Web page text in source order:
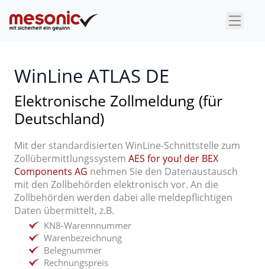
×
WinLine ATLAS DE
Elektronische Zollmeldung (für
Deutschland)
Mit der standardisierten WinLine-Schnittstelle zum
Zollübermittlungssystem AES for you! der BEX
Components AG nehmen Sie den Datenaustausch
mit den Zollbehörden elektronisch vor. An die
Zollbehörden werden dabei alle meldepflichtigen
Daten übermittelt, z.B.
KN8-Warennnummer
Warenbezeichnung
Belegnummer
Rechnungspreis